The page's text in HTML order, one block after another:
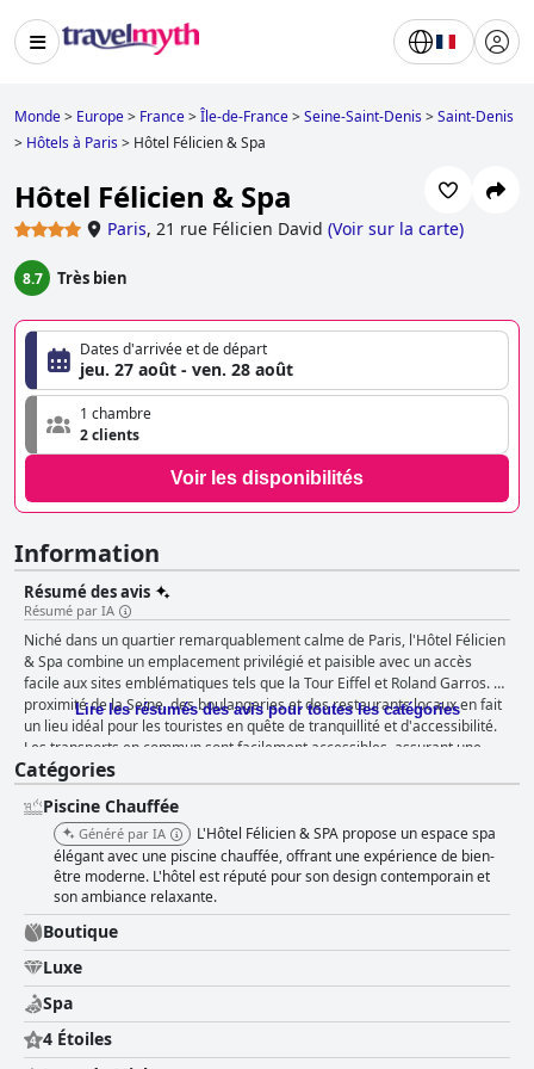
Monde> Europe> France>Île-de-France>Seine-Saint-Denis>Saint-Denis
> Hôtels à Paris> Hôtel Félicien & Spa
Hôtel Félicien & Spa
Paris, 21 rue Félicien David (Voir sur la carte)
8.7 Très bien
Dates d'arrivée et de départ
jeu. 27 août - ven. 28 août
1 chambre
2 clients
Voir les disponibilités
Information
Résumé des avis
Résumé par IA
Niché dans un quartier remarquablement calme de Paris, l'Hôtel Félicien
& Spa combine un emplacement privilégié et paisible avec un accès
facile aux sites emblématiques tels que la Tour Eiffel et Roland Garros. La
proximité de la Seine, des boulangeries et des restaurants locaux en fait
un lieu idéal pour les touristes en quête de tranquillité et d'accessibilité.
Les transports en commun sont facilement accessibles, assurant une
connectivité fluide avec le reste de la ville. L'emplacement stratégique,
ainsi que de bonnes installations, la propreté et un personnel très amical,
améliorent l'expérience globale des clients. Les offres de petit-déjeuner à
l'hôtel reçoivent des critiques mitigées. Alors que beaucoup apprécient
une sélection copieuse et variée, certains clients estiment qu'elle est
insuffisante en termes de variété et de rapport qualité-prix pour un
établissement quatre étoiles. Des problèmes tels qu'une sélection
minimale et des problèmes de qualité surviennent occasionnellement,
mais l'expérience globale du petit-déjeuner reste largement positive pour
la plupart des clients, avec des mentions d'excellent café et de produits
frais. Les chambres de l'Hôtel Félicien & Spa sont souvent décrites
comme magnifiquement décorées, impeccablement propres et équipées
de fonctionnalités luxueuses telles que de superbes douches à l'italienne.
Bien que les chambres puissent être plus petites que prévu pour un hôtel
Lire les résumés des avis pour toutes les catégories
Catégories
Piscine Chauffée
Généré par IA
L'Hôtel Félicien & SPA propose un espace spa
élégant avec une piscine chauffée, offrant une expérience de bien-
être moderne. L'hôtel est réputé pour son design contemporain et
son ambiance relaxante.
Boutique
Luxe
Spa
4 Étoiles